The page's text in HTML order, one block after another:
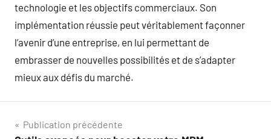
technologie et les objectifs commerciaux. Son
implémentation réussie peut véritablement façonner
l’avenir d’une entreprise, en lui permettant de
embrasser de nouvelles possibilités et de s’adapter
mieux aux défis du marché.
Navigation
Publication précédente